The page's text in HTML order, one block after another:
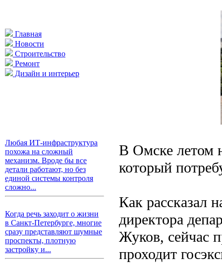
Главная
Новости
Строительство
Ремонт
Дизайн и интерьер
Любая ИТ-инфраструктура
похожа на сложный
механизм. Вроде бы все
детали работают, но без
единой системы контроля
сложно...
Когда речь заходит о жизни
в Санкт-Петербурге, многие
сразу представляют шумные
проспекты, плотную
застройку и...
В Омске летом
который
Как рассказал
директора
Жуков, сейчас
проходит